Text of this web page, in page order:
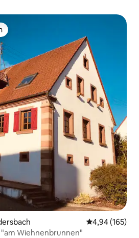
Gemiddelde
4,94 (165)
Wiehnenbrunnen"